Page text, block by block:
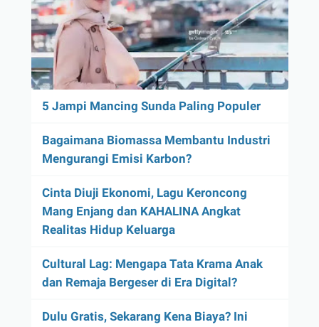
5 Jampi Mancing Sunda Paling Populer
Bagaimana Biomassa Membantu Industri
Mengurangi Emisi Karbon?
Cinta Diuji Ekonomi, Lagu Keroncong
Mang Enjang dan KAHALINA Angkat
Realitas Hidup Keluarga
Cultural Lag: Mengapa Tata Krama Anak
dan Remaja Bergeser di Era Digital?
Dulu Gratis, Sekarang Kena Biaya? Ini